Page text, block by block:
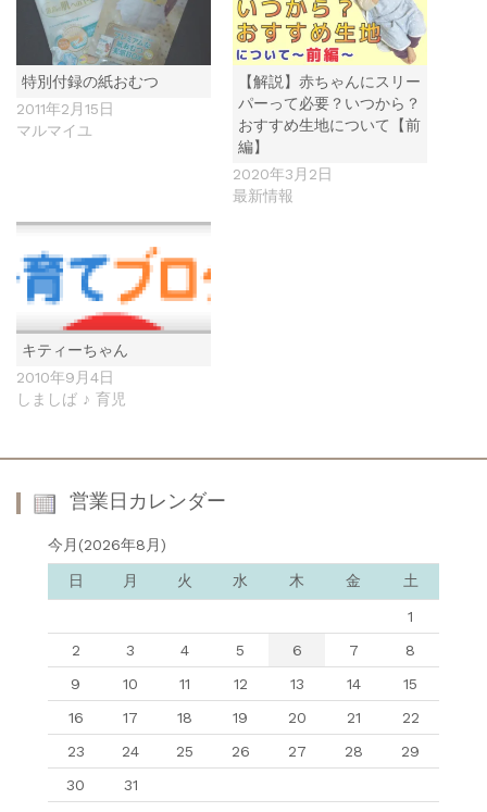
特別付録の紙おむつ
2011年2月15日
マルマイユ
【解説】赤ちゃんにスリー
パーって必要？いつから？
おすすめ生地について【前
編】
2020年3月2日
最新情報
キティーちゃん
2010年9月4日
しましば ♪ 育児
営業日カレンダー
今月(2026年8月)
日 月 火 水 木 金 土
1
2
3 4 5 6 7
8
9
10 11 12 13 14
15
16
17 18 19 20 21
22
23
24 25 26 27 28
29
30
31